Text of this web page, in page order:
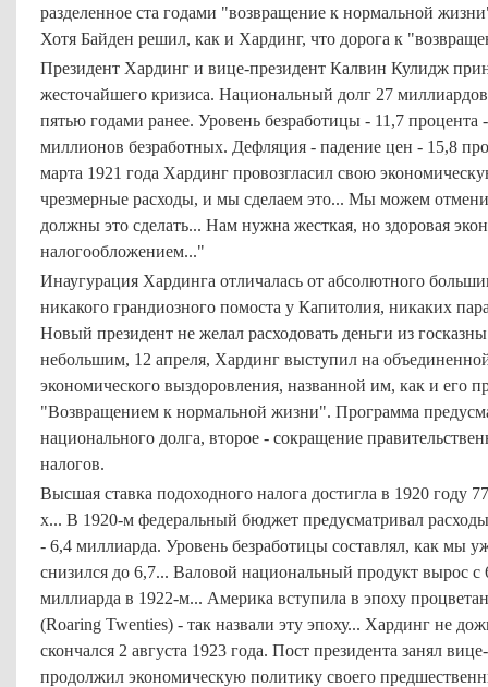
разделенное ста годами "возвращение к нормальной
Хотя Байден решил, как и Хардинг, что дорога к
Президент Хардинг и вице-президент Калвин Кулидж
жесточайшего кризиса. Национальный долг 27
пятью годами ранее. Уровень безработицы - 11,7 процента
миллионов безработных. Дефляция - падение цен - 15,8
марта 1921 года Хардинг провозгласил свою
чрезмерные расходы, и мы сделаем это... Мы можем
должны это сделать... Нам нужна жесткая, но здоровая
налогообложением..."
Инаугурация Хардинга отличалась от абсолютного
никакого грандиозного помоста у Капитолия, никаких
Новый президент не желал расходовать деньги из
небольшим, 12 апреля, Хардинг выступил на
экономического выздоровления, названной им, как и его
"Возвращением к нормальной жизни". Программа
национального долга, второе - сокращение
налогов.
Высшая ставка подоходного налога достигла в 1920 году
х... В 1920-м федеральный бюджет предусматривал
- 6,4 миллиарда. Уровень безработицы составлял, как мы
снизился до 6,7... Валовой национальный продукт вырос с
миллиарда в 1922-м... Америка вступила в эпоху
(Roaring Twenties) - так назвали эту эпоху... Хардинг не
скончался 2 августа 1923 года. Пост президента занял
продолжил экономическую политику своего